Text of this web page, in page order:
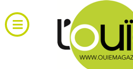
au
contenu
Toggle
Navigation